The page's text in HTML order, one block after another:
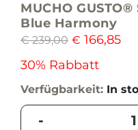
MUCHO
Blue Harmony
€239,00 € 166,85
30% Rabbatt
Verfügbarkeit: In
-